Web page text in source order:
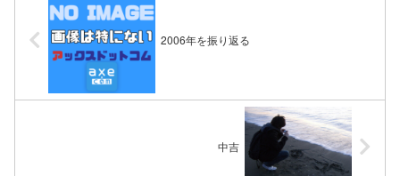
2006年を振り返る
中吉